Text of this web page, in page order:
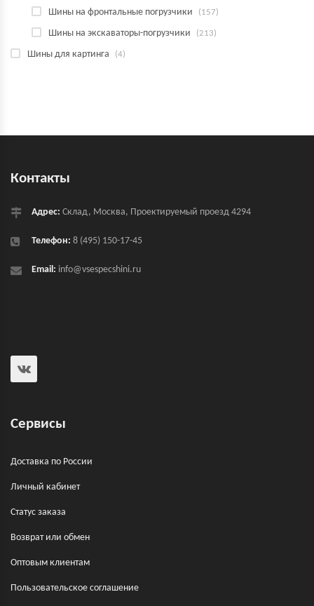
Шины на фронтальные погрузчики (157)
Шины на экскаваторы-погрузчики (213)
Шины для картинга (4)
Контакты
Адрес: Склад, Москва, Проектируемый проезд 4294
Телефон: 8 (495) 150-17-45
Email: info@vsespecshini.ru
Сервисы
Доставка по России
Личный кабинет
Статус заказа
Возврат или обмен
Оптовым клиентам
Пользовательское соглашение